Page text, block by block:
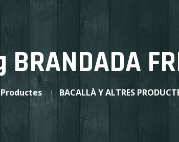
BRANDADA
Productes BACALLÀ Y ALTRES